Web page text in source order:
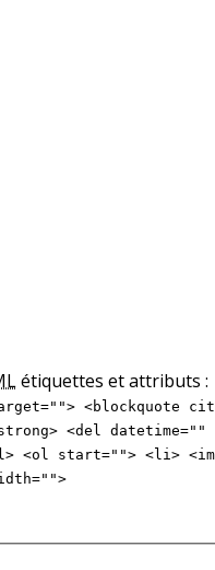
étiquettes et attributs :
<blockquote
<del
<ol start=""> <li>